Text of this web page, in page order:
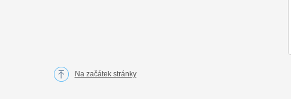
Na začátek stránky